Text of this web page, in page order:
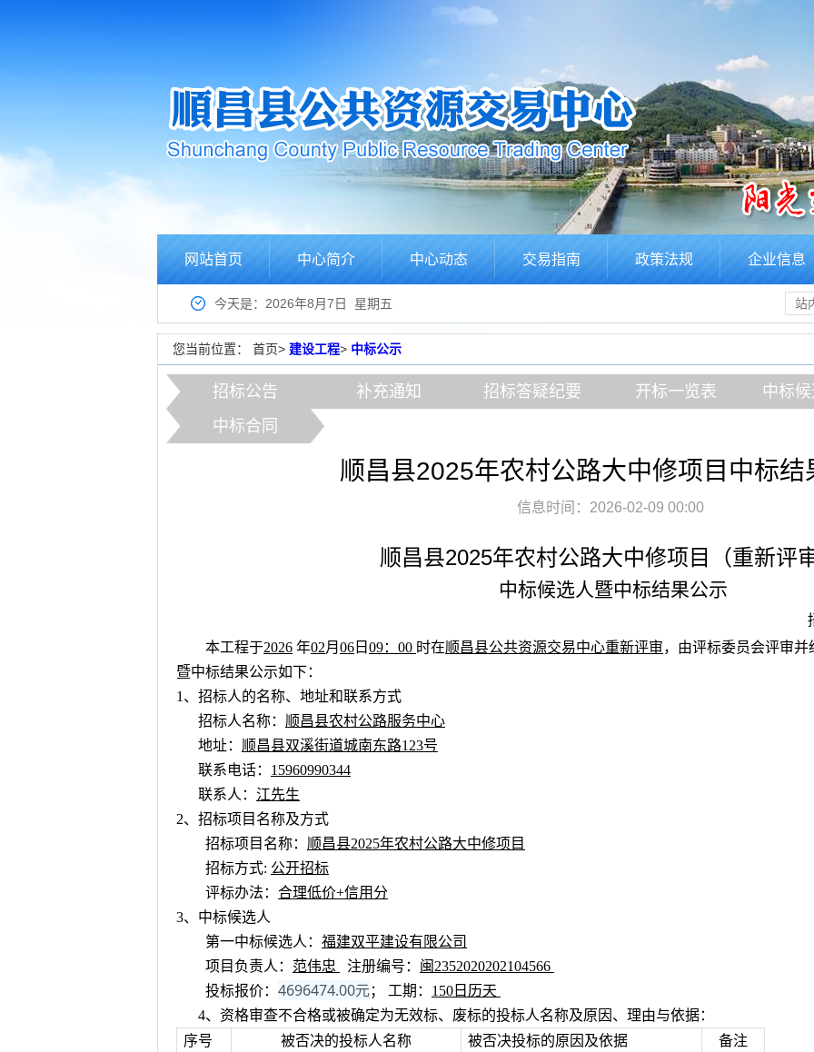
网站首页 中心简介 中心动态 交易指南 政策法规 企业信息
今天是：2026年8月7日 星期五
您当前位置： 首页> 建设工程> 中标公示
招标公告 补充通知 招标答疑纪要 开标一览表
中标
中标合同
顺昌县2025年农村公路大中修项目中标结
信息时间：2026-02-09 00:00
顺昌县2025年农村公路大中修项目 （重新评
中标候选人暨中标结果公示
本工程于2026 年02月 06 日 09：00 时在顺昌县公共资源交易中心重新评审，由评标委员会评审
暨中标结果公示如下：
1 、招标人的名称、地址和联系方式
招标人名称： 顺昌县农村公路服务中心
地址： 顺昌县双溪街道城南东路123号
联系电话： 15960990344
联系人： 江先生
2、招标项目名称及方式
招标项目名称： 顺昌县2025年农村公路大中修项目
招标方式: 公开招标
评标办法： 合理低价+信用分
3、中标候选人
第一中标候选人： 福建双平建设有限公司
项目负责人： 范伟忠 注册编号： 闽2352020202104566
投标报价： 4696474.00元； 工期： 150日历天
4、 资格审查不合格或被确定为无效标、废标的投标人名称及原因、理由与依据：
序号
被否决的投标人名称 被否决投标的原因及依据 备注